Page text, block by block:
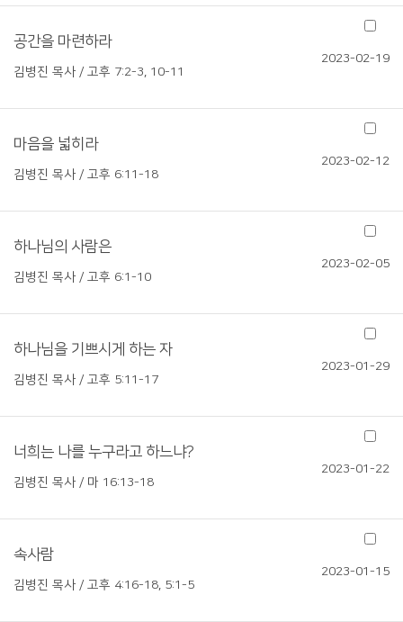
공간을 마련하라
김병진 목사 / 고후 7:2-3, 10-11
2023-02-19
마음을 넓히라
김병진 목사 / 고후 6:11-18
2023-02-12
하나님의 사람은
김병진 목사 / 고후 6:1-10
2023-02-05
하나님을 기쁘시게 하는 자
김병진 목사 / 고후 5:11-17
2023-01-29
너희는 나를 누구라고 하느냐?
김병진 목사 / 마 16:13-18
2023-01-22
속사람
김병진 목사 / 고후 4:16-18, 5:1-5
2023-01-15